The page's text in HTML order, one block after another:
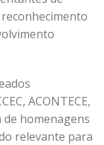
ACONTECE,
de homenagens
relevante para